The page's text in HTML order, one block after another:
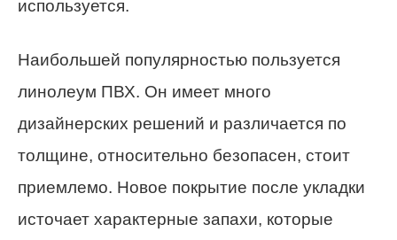
используется.
Наибольшей популярностью пользуется
линолеум ПВХ. Он имеет много
дизайнерских решений и различается по
толщине, относительно безопасен, стоит
приемлемо. Новое покрытие после укладки
источает характерные запахи, которые